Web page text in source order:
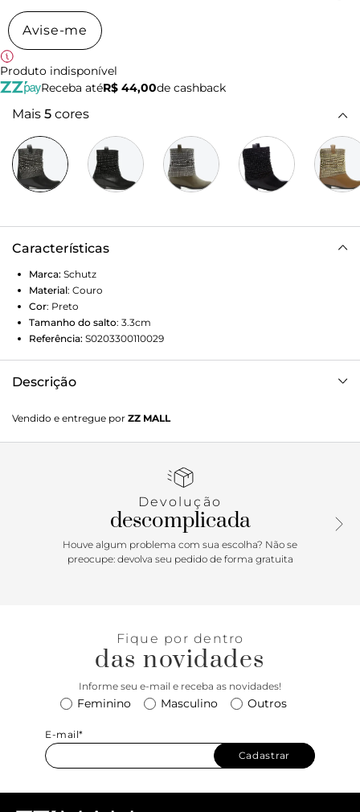
Avise-me
Produto indisponível
Receba atéR$ 44,00de cashback
Mais 5 cores
Características
Marca: Schutz
Material: Couro
Cor: Preto
Tamanho do salto: 3.3cm
Referência: S0203300110029
Descrição
metalizada e pequeno salto interno, compõe looks incríveis
para qualquer hora - use com shorts jeans para uma
para fazer um moderno contraste com o “peso” do modelo
metalizada ou em animal print… Seja qual for sua escolha,
Vendido e entregue por ZZ MALL
Devolução
descomplicada
Houve algum problema com sua escolha? Não se
preocupe: devolva seu pedido de forma gratuita
Fique por dentro
das novidades
Informe seu e-mail e receba as novidades!
Feminino Masculino Outros
E-mail*
Cadastrar